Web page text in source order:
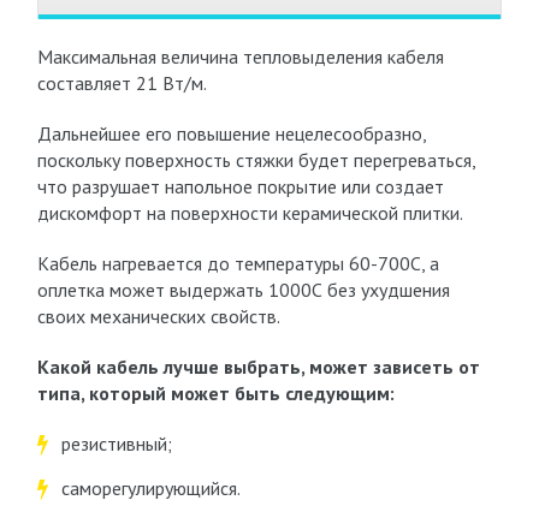
Максимальная величина тепловыделения кабеля
составляет 21 Вт/м.
Дальнейшее его повышение нецелесообразно,
поскольку поверхность стяжки будет перегреваться,
что разрушает напольное покрытие или создает
дискомфорт на поверхности керамической плитки.
Кабель нагревается до температуры 60-700С, а
оплетка может выдержать 1000С без ухудшения
своих механических свойств.
Какой кабель лучше выбрать, может зависеть от
типа, который может быть следующим:
резистивный;
саморегулирующийся.